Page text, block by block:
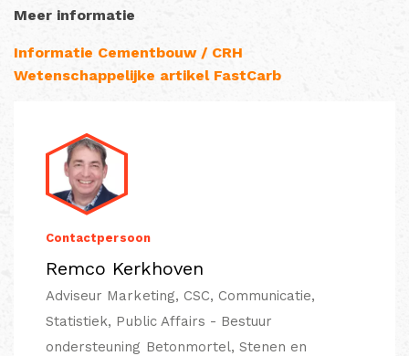
Meer informatie
Informatie Cementbouw / CRH
Wetenschappelijke artikel FastCarb
Contactpersoon
Remco Kerkhoven
Adviseur Marketing, CSC, Communicatie,
Statistiek, Public Affairs - Bestuur
ondersteuning Betonmortel, Stenen en